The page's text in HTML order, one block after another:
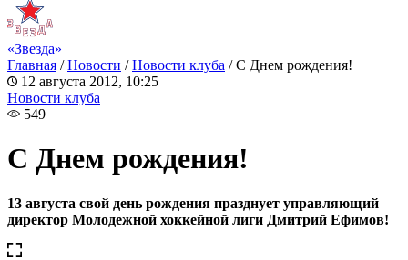
«Звезда»
Главная /Новости /Новости клуба /С Днем рождения!
12 августа 2012, 10:25
Новости клуба
549
С Днем рождения!
13 августа свой день рождения празднует управляющий
директор Молодежной хоккейной лиги Дмитрий Ефимов!